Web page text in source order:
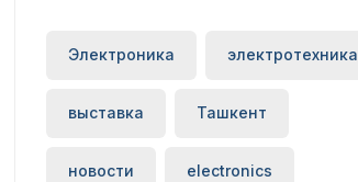
Электроника электротехника
выставка Ташкент
новости electronics